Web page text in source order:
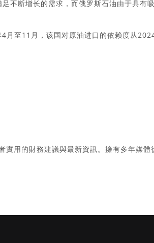
不断增长的需求，而俄罗斯石油由于具有
月至11月，该国对原油进口的依赖度从
實用的財務建議與最新資訊。擁有多年媒體